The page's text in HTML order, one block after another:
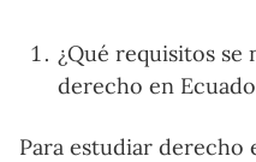
¿Qué requisitos se
derecho en
Para estudiar derecho